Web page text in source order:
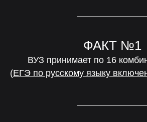
ФАКТ №1
ВУЗ принимает по 16
(ЕГЭ по русскому языку